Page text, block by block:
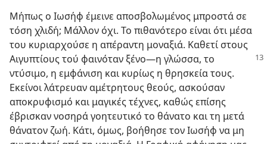
Μήπως ο Ιωσήφ έμεινε αποσβολωμένος μπροστά σε
τόση χλιδή; Μάλλον όχι. Το πιθανότερο είναι ότι μέσα
του κυριαρχούσε η απέραντη μοναξιά. Καθετί στους
Αιγυπτίους τού φαινόταν ξένο​—η γλώσσα, το
ντύσιμο, η εμφάνιση και κυρίως η θρησκεία τους.
Εκείνοι λάτρευαν αμέτρητους θεούς, ασκούσαν
αποκρυφισμό και μαγικές τέχνες, καθώς επίσης
έβρισκαν νοσηρά γοητευτικό το θάνατο και τη μετά
θάνατον ζωή. Κάτι, όμως, βοήθησε τον Ιωσήφ να μη